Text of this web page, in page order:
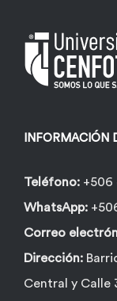
INFORMACIÓN
Teléfono: +506
WhatsApp:
Correo
Dirección:
Central y Calle